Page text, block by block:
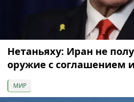
Нетаньяху: Иран не
оружие с соглашением
МИР